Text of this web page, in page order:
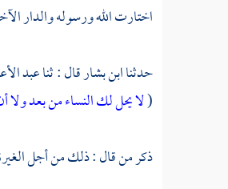
اختارت الله ورسوله والدار
حدثناابن بشارقال : ثناعبد
(لا يحل لك النساء من بعد
ذكر من قال : ذلك من أجل